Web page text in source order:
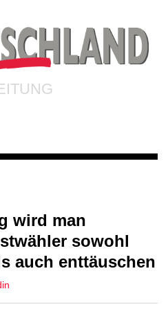
wird man
sowohl
auch enttäuschen